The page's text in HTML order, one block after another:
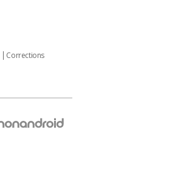
Corrections